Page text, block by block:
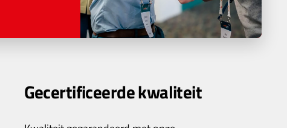
Gecertificeerde kwaliteit